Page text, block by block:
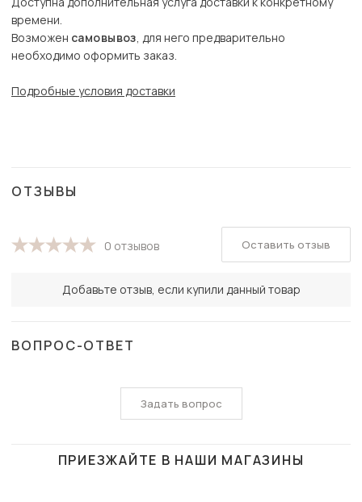
времени.
Возможен самовывоз, для него предварительно
необходимо оформить заказ.
Подробные условия доставки
ОТЗЫВЫ
0 отзывов
Добавьте отзыв, если купили данный товар
Оставить отзыв
ВОПРОС-ОТВЕТ
Задать вопрос
ПРИЕЗЖАЙТЕ В НАШИ МАГАЗИНЫ